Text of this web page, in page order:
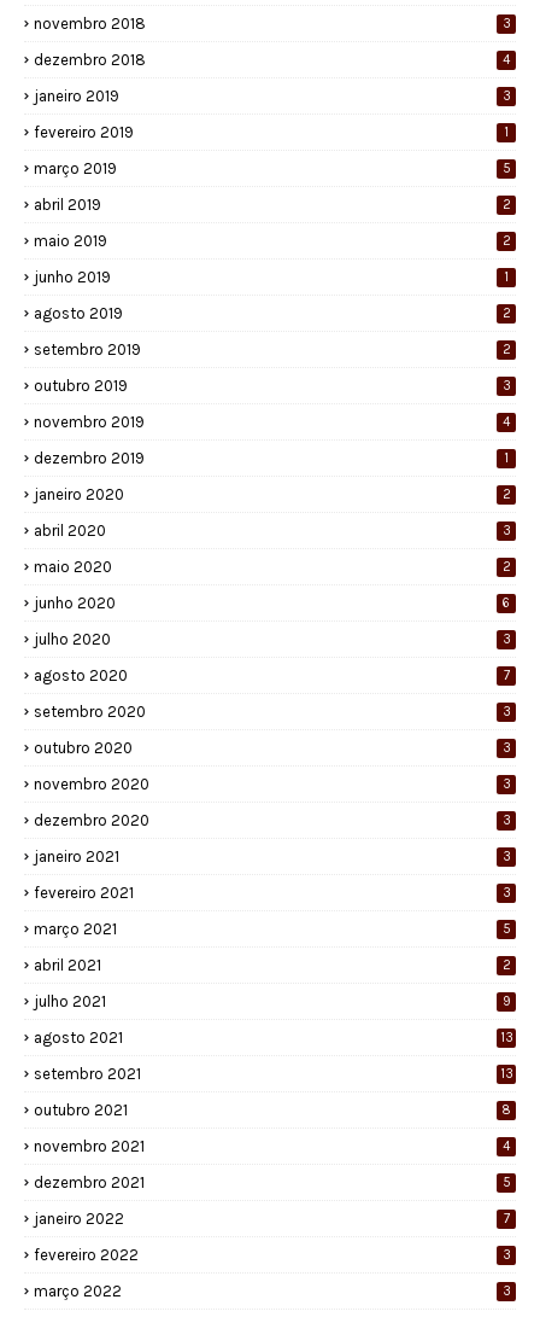
novembro 2018 3
dezembro 2018 4
janeiro 2019 3
fevereiro 2019 1
março 2019 5
abril 2019 2
maio 2019 2
junho 2019 1
agosto 2019 2
setembro 2019 2
outubro 2019 3
novembro 2019 4
dezembro 2019 1
janeiro 2020 2
abril 2020 3
maio 2020 2
junho 2020 6
julho 2020 3
agosto 2020 7
setembro 2020 3
outubro 2020 3
novembro 2020 3
dezembro 2020 3
janeiro 2021 3
fevereiro 2021 3
março 2021 5
abril 2021 2
julho 2021 9
agosto 2021 13
setembro 2021 13
outubro 2021 8
novembro 2021 4
dezembro 2021 5
janeiro 2022 7
fevereiro 2022 3
março 2022 3